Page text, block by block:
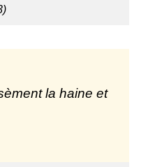
la haine et